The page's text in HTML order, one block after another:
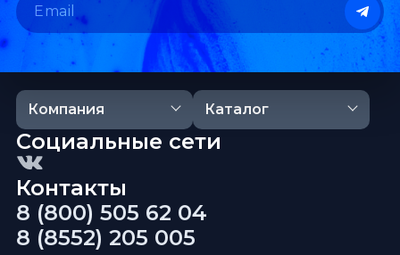
Компания Каталог
Контакты
8 (800) 505 62 04
8 (8552) 205 005
Социальные сети